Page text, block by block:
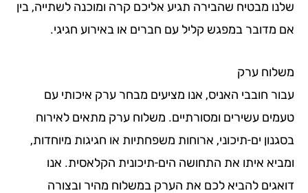
מבטיח שהבירה תגיע אליכם קרה ומוכנה לשתייה, בין
מדובר במפגש קליל עם חברים או באירוע חגיגי.
ערק
חובבי האניס, אנו מציעים מבחר ערק איכותי עם
עשירים ומסורתיים. משלוח ערק מתאים לאירוח
ים-תיכוני, ארוחות משפחתיות או חגיגות מיוחדות,
איתו את התחושה הים-תיכונית הקלאסית. אנו
להביא לכם את הערק במשלוח מהיר ובצורה